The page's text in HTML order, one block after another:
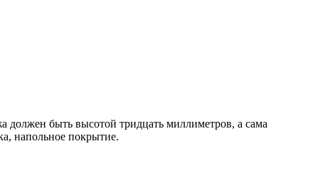
должен быть высотой тридцать миллиметров, а сама
напольное покрытие.